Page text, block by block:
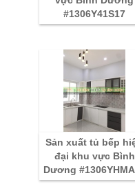
#1306Y41S17
Sản xuất tủ bếp
đại khu vực Bình
Dương